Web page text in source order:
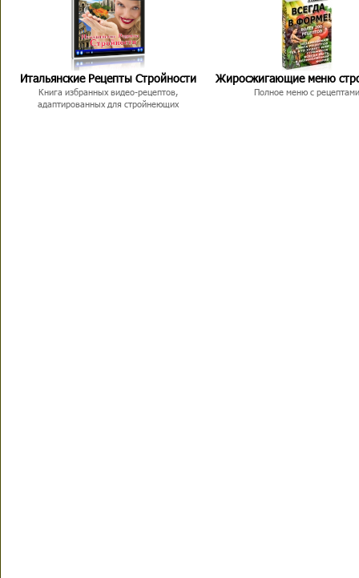
Итальянские Рецепты Стройности
Книга избранных видео-рецептов,
адаптированных для стройнеющих
Жиросжигающие меню
Полное меню с рецептами